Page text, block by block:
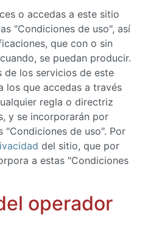
o accedas a este sitio
"Condiciones de uso", así
que con o sin
se puedan producir.
de los servicios de este
los que accedas a través
regla o directriz
y se incorporarán por
"Condiciones de uso". Por
del sitio, que por
a estas "Condiciones
operador